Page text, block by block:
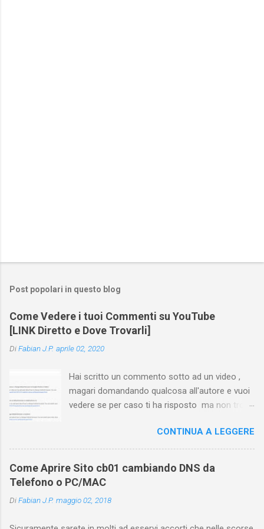
Post popolari in questo blog
Come Vedere i tuoi Commenti su YouTube
[LINK Diretto e Dove Trovarli]
DiFabian J.P. aprile 02, 2020
Hai scritto un commento sotto ad un video ,
magari domandando qualcosa all'autore e vuoi
vedere se per caso ti ha risposto ma non trovi
nessuna voce del tipo " cronologia commenti
YouTube " o cose simili? Vuoi sapere come
farlo sia se accedi dal tuo computer (PC/Mac)
oppure tramite smartphone (Android o iPhone)
usando l'app ? In questa guida ti mostrerò dove
trovare i propri commenti di YouTube , ossia
CONTINUA A LEGGERE
Come Aprire Sito cb01 cambiando DNS da
Telefono o PC/MAC
DiFabian J.P. maggio 02, 2018